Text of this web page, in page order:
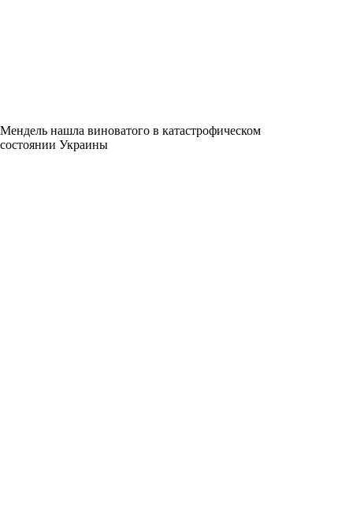
Мендель нашла виноватого в катастрофическом
состоянии Украины